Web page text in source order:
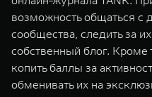
возможность общаться с
сообщества, следить за
собственный блог.
копить баллы за
обменивать их на